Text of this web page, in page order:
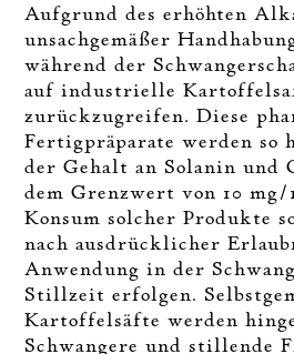
Aufgrund des erhöhten
unsachgemäßer
während der
auf industrielle
zurückzugreifen. Diese
Fertigpräparate werden so
der Gehalt an Solanin und
dem Grenzwert von 10
Konsum solcher Produkte
nach ausdrücklicher
Anwendung in der
Stillzeit erfolgen.
Kartoffelsäfte werden
Schwangere und stillende